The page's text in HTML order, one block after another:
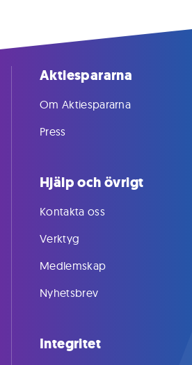
Aktiespararna
Om Aktiespararna
Press
Hjälp och övrigt
Kontakta oss
Verktyg
Medlemskap
Nyhetsbrev
Integritet